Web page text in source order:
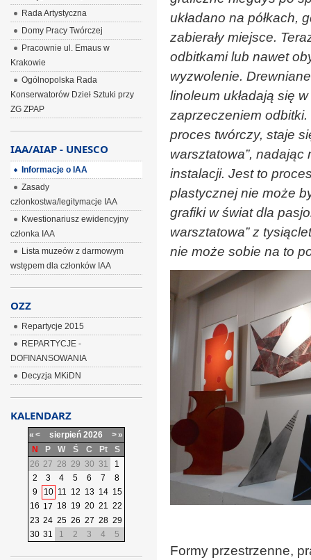
układano na półkach,
zabierały miejsce.
odbitkami lub nawet
wyzwolenie.
linoleum układają się
zaprzeczeniem
proces twórczy, staje
warsztatowa”, nadając
instalacji. Jest to
plastycznej nie może
grafiki w świat dla
warsztatowa” z
nie może sobie na to
Formy przestrzenne,
Rada Artystyczna
Domy Pracy Twórczej
Pracownie ul. Emaus w
Krakowie
Ogólnopolska Rada
Konserwatorów Dzieł Sztuki przy
ZG ZPAP
IAA/AIAP - UNESCO
Informacje o IAA
Zasady
członkostwa/legitymacje IAA
Kwestionariusz ewidencyjny
członka IAA
Lista muzeów z darmowym
wstępem dla członków IAA
OZZ
Repartycje 2015
REPARTYCJE -
DOFINANSOWANIA
Decyzja MKiDN
KALENDARZ
« < sierpień 2026 >»
N
P W Ś C Pt
S
26 27 28 29 30 31
1
2
3 4 5 6 7
8
9
10 11 12 13 14 15
16 17 18 19 20 21 22
23 24 25 26 27 28 29
30 31 1 2 3 4 5